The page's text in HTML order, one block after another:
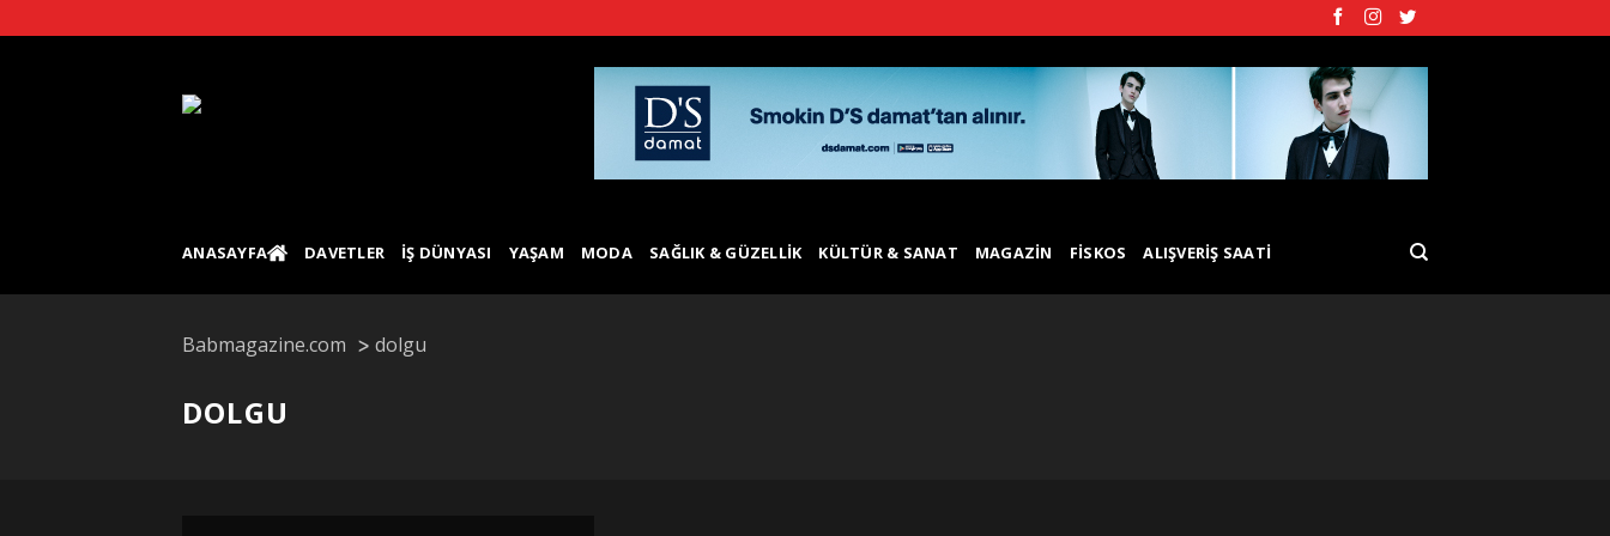
to
ANASAYFA DAVETLER İŞ DÜNYASI YAŞAM MODA SAĞLIK & GÜZELLIK KÜLTÜR & SANAT MAGAZIN FISKOS ALIŞVERIŞ SAATI
Babmagazine.com dolgu
DOLGU